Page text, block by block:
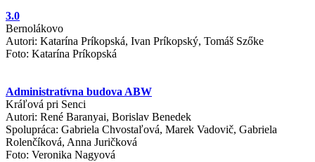
3.0
Bernolákovo
Autori: Katarína Príkopská, Ivan Príkopský, Tomáš Szőke
Foto: Katarína Príkopská
Administratívna budova ABW
Kráľová pri Senci
Autori: René Baranyai, Borislav Benedek
Spolupráca: Gabriela Chvostaľová, Marek Vadovič, Gabriela
Rolenčíková, Anna Juričková
Foto: Veronika Nagyová